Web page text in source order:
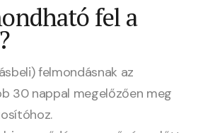
fel a
felmondásnak az
30 nappal megelőzően meg